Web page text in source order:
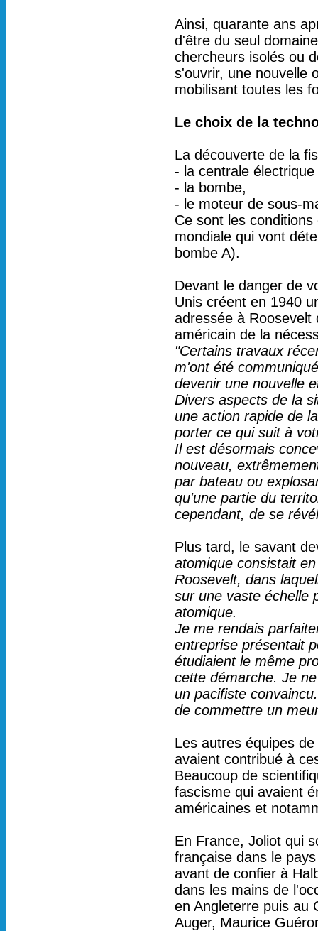
Ainsi, quarante ans
d'être du seul
chercheurs isolés ou
s'ouvrir, une nouvelle
mobilisant toutes les
Le choix de la
La découverte de la
- la centrale
- la bombe,
- le moteur de sous-
Ce sont les
mondiale qui vont
bombe A).
Devant le danger de
Unis créent en 1940
adressée à Roosevelt
américain de la
"Certains travaux
m'ont été
devenir une nouvelle
Divers aspects de la
une action rapide de
porter ce qui suit à
Il est désormais
nouveau,
par bateau ou
qu'une partie du
cependant, de se
Plus tard, le savant
atomique consistait
Roosevelt, dans
sur une vaste échelle
atomique.
Je me rendais
entreprise présentait
étudiaient le même
cette démarche. Je
un pacifiste
de commettre un
Les autres équipes
avaient contribué à
Beaucoup de
fascisme qui avaient
américaines et
En France, Joliot qui
française dans le
avant de confier à
dans les mains de
en Angleterre puis au
Auger, Maurice